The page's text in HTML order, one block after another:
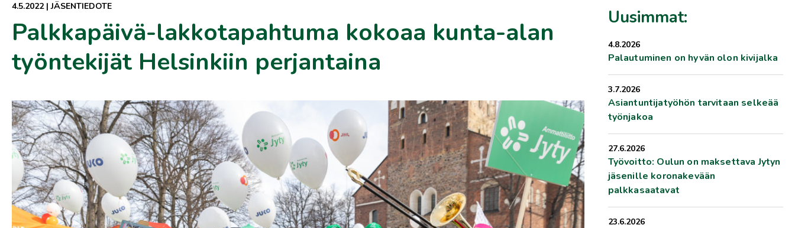
4.5.2022|JÄSENTIEDOTE
Palkkapäivä-lakkotapahtuma kokoaa kunta-alan
työntekijät Helsinkiin perjantaina
Uusimmat:
4.8.2026
Palautuminen on hyvän olon kivijalka
3.7.2026
Asiantuntijatyöhön tarvitaan selkeää
työnjakoa
27.6.2026
Työvoitto: Oulun on maksettava Jytyn
jäsenille koronakevään
palkkasaatavat
23.6.2026